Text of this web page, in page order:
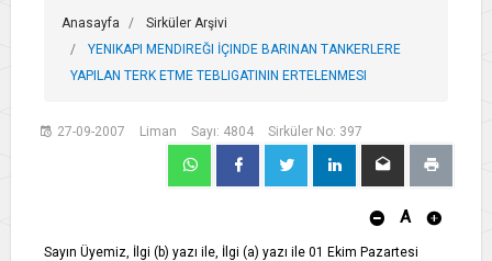
Anasayfa
Sirküler Arşivi
YENIKAPI MENDIREĞI İÇINDE BARINAN TANKERLERE
YAPILAN TERK ETME TEBLIGATININ ERTELENMESI
27-09-2007 Liman Sayı: 4804 Sirküler No: 397
A
Sayın Üyemiz, İlgi (b) yazı ile, İlgi (a) yazı ile 01 Ekim Pazartesi